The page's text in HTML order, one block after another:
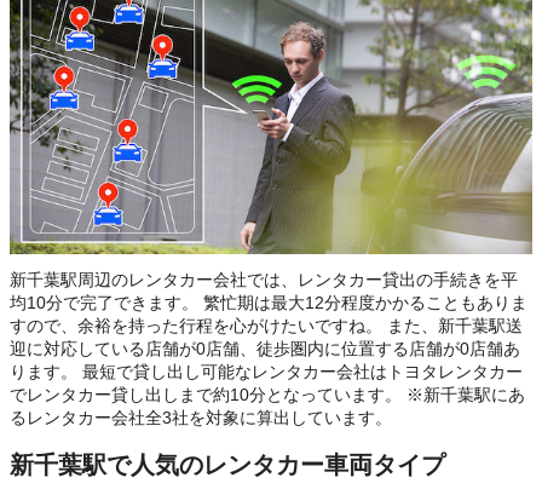
新千葉駅周辺のレンタカー会社では、レンタカー貸出の手続きを平
均10分で完了できます。 繁忙期は最大12分程度かかることもありま
すので、余裕を持った行程を心がけたいですね。 また、新千葉駅送
迎に対応している店舗が0店舗、徒歩圏内に位置する店舗が0店舗あ
ります。 最短で貸し出し可能なレンタカー会社はトヨタレンタカー
でレンタカー貸し出しまで約10分となっています。 ※新千葉駅にあ
るレンタカー会社全3社を対象に算出しています。
新千葉駅で人気のレンタカー車両タイプ